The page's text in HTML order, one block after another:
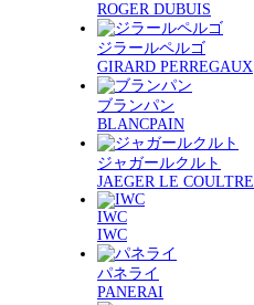
ROGER DUBUIS
ジラールペルゴ
GIRARD PERREGAUX
ブランパン
BLANCPAIN
ジャガールクルト
JAEGER LE COULTRE
IWC
IWC
パネライ
PANERAI